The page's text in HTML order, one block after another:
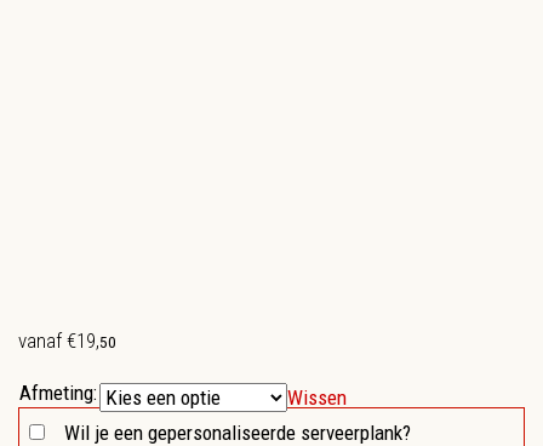
vanaf€19,50
Afmeting:
Wissen
Wil je een gepersonaliseerde serveerplank?